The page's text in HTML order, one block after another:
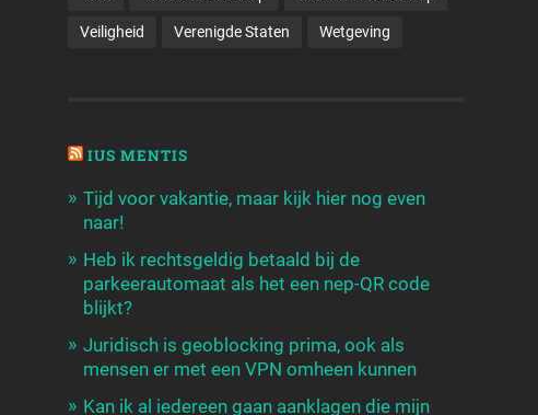
Veiligheid Verenigde Staten Wetgeving
IUS MENTIS
Tijd voor vakantie, maar kijk hier nog even
naar!
Heb ik rechtsgeldig betaald bij de
parkeerautomaat als het een nep-QR code
blijkt?
Juridisch is geoblocking prima, ook als
mensen er met een VPN omheen kunnen
Kan ik al iedereen gaan aanklagen die mijn